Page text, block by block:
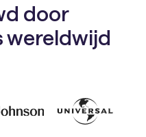
door
wereldwijd